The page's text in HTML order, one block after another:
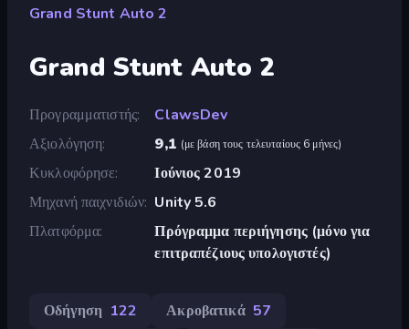
Grand Stunt Auto 2
Grand Stunt Auto 2
Προγραμματιστής
ClawsDev
Αξιολόγηση
9,1 (με βάση τους τελευταίους 6 μήνες)
Κυκλοφόρησε
Ιούνιος 2019
Μηχανή παιχνιδιών Unity 5.6
Πλατφόρμα
Πρόγραμμα περιήγησης (μόνο για
επιτραπέζιους υπολογιστές)
Οδήγηση 122 Ακροβατικά 57